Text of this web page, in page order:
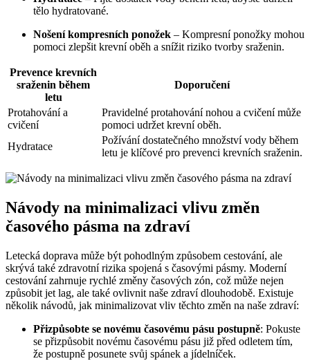
tělo hydratované.
Nošení kompresních ponožek – Kompresní ponožky mohou
pomoci zlepšit krevní oběh a snížit riziko tvorby sraženin.
Prevence krevních
sraženin během
letu
Doporučení
Protahování a
cvičení
Pravidelné protahování nohou a cvičení může
pomoci udržet krevní oběh.
Hydratace
Požívání dostatečného množství vody během
letu je klíčové pro prevenci krevních sraženin.
Návody na minimalizaci vlivu změn
časového pásma na zdraví
Letecká doprava může být pohodlným způsobem cestování, ale
skrývá také zdravotní rizika spojená s časovými pásmy. Moderní
cestování zahrnuje rychlé změny časových zón, což může nejen
způsobit jet lag, ale také ovlivnit naše zdraví dlouhodobě. Existuje
několik návodů, jak minimalizovat vliv těchto změn na naše zdraví:
Přizpůsobte se novému časovému pásu postupně: Pokuste
se přizpůsobit novému časovému pásu již před odletem tím,
že postupně posunete svůj spánek a jídelníček.